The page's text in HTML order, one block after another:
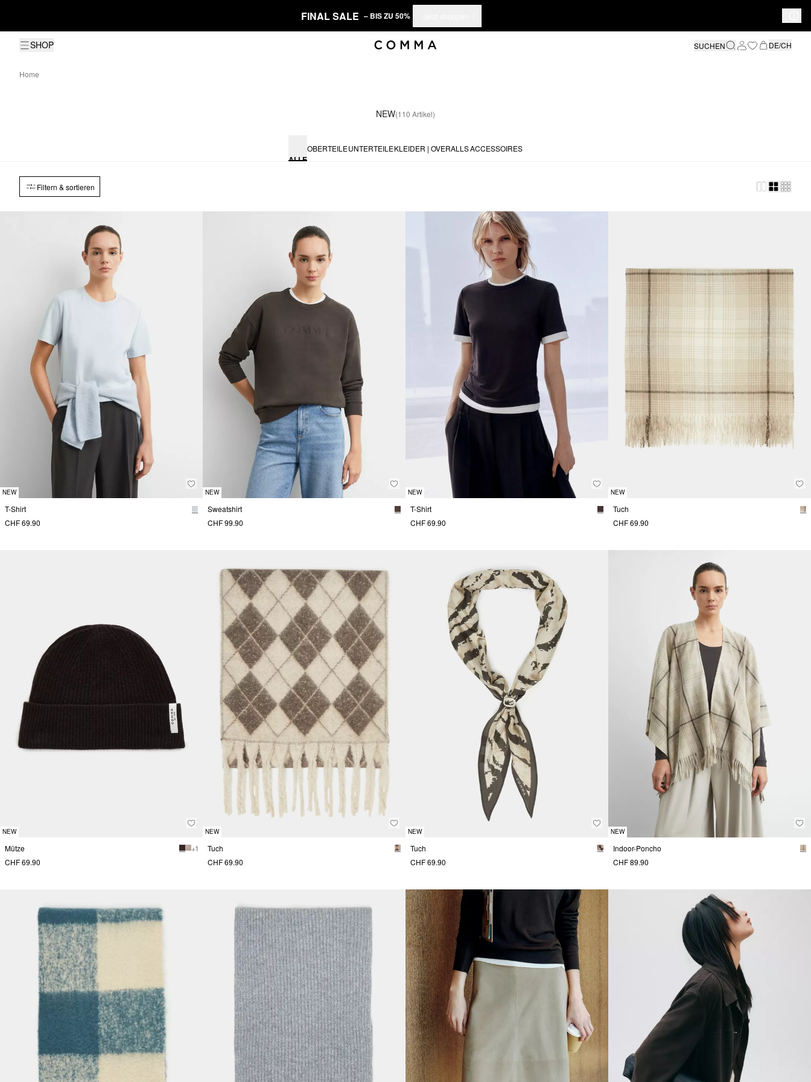
FINAL SALE – BIS ZU 50%
SHOP SUCHEN DE/CH
Home
NEW(110 Artikel)
ALLE
OBERTEILEUNTERTEILEKLEIDER | OVERALLSACCESSOIRES
Filtern & sortieren
NEW
T-Shirt
CHF 69.90
NEW
Sweatshirt
CHF 99.90
NEW
T-Shirt
CHF 69.90
NEW
Tuch
CHF 69.90
NEW
Mütze
+ 1
CHF 69.90
NEW
Tuch
CHF 69.90
NEW
Tuch
CHF 69.90
NEW
Indoor-Poncho
CHF 89.90